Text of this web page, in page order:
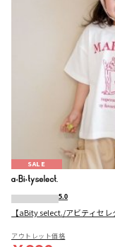
SALE
5.0
【aBity select./アビティセ
アウトレット価格